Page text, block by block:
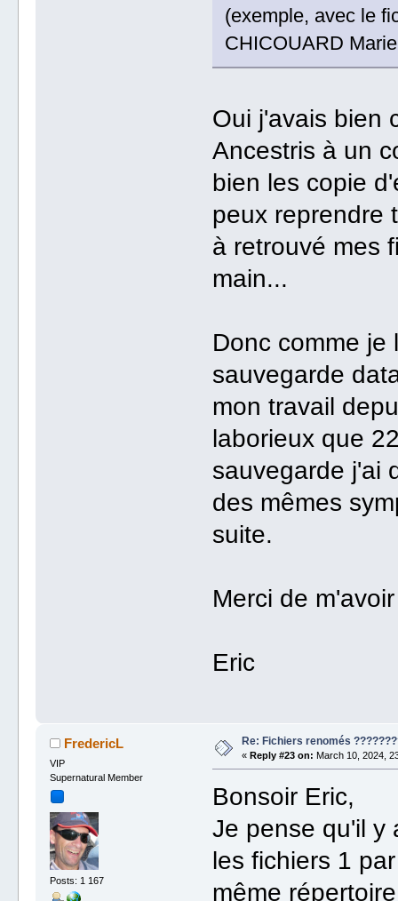
(exemple, avec le
CHICOUARD
Oui j'avais bien
Ancestris à un
bien les copie
peux reprendre
à retrouvé mes
main...
Donc comme je
sauvegarde
mon travail
laborieux que
sauvegarde j'ai
des mêmes
suite.
Merci de
Eric
FredericL
VIP
Supernatural Member
Posts: 1 167
Re: Fichiers renomés
« Reply #23 on: March 10, 2024,
Bonsoir Eric,
Je pense qu'il y
les fichiers 1
même